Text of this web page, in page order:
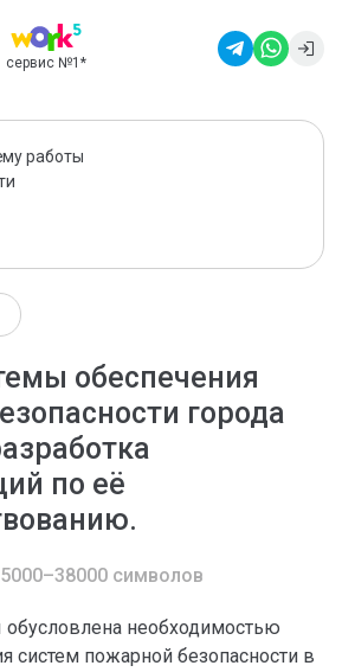
сервис №1 *
работы
обеспечения
города
по её
символов
обусловлена необходимостью
систем пожарной безопасности в